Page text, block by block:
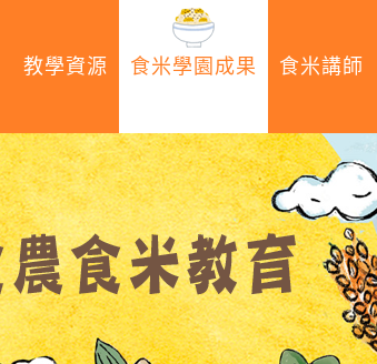
教學資源 食米學園成果 食米講師